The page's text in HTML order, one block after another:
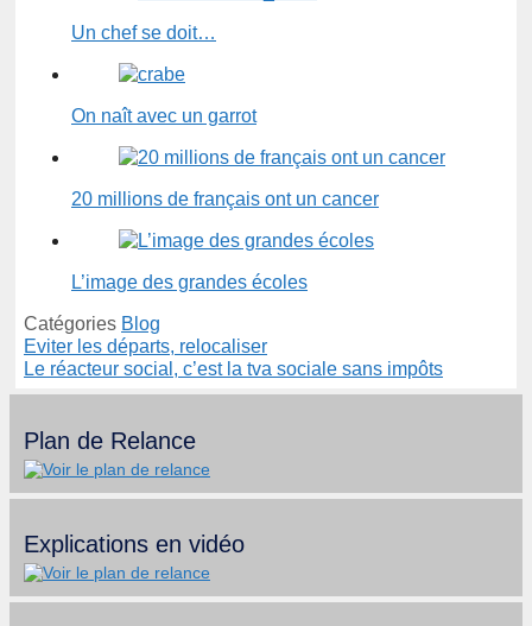
Un chef se doit…
On naît avec un garrot
20 millions de français ont un cancer
L’image des grandes écoles
Catégories Blog
Eviter les départs, relocaliser
Le réacteur social, c’est la tva sociale sans impôts
Plan de Relance
Explications en vidéo